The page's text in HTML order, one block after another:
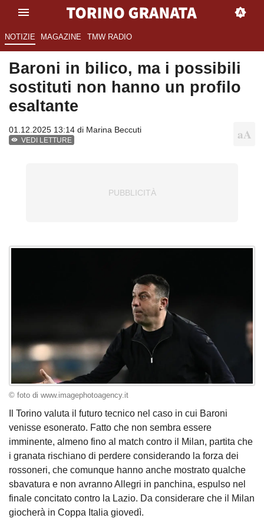
NOTIZIE MAGAZINE TMW RADIO
Baroni in bilico, ma i possibili
sostituti non hanno un profilo
esaltante
01.12.2025 13:14 di Marina Beccuti
VEDI LETTURE
© foto di www.imagephotoagency.it
Il Torino valuta il futuro tecnico nel caso in cui Baroni
venisse esonerato. Fatto che non sembra essere
imminente, almeno fino al match contro il Milan, partita che
i granata rischiano di perdere considerando la forza dei
rossoneri, che comunque hanno anche mostrato qualche
sbavatura e non avranno Allegri in panchina, espulso nel
finale concitato contro la Lazio. Da considerare che il Milan
giocherà in Coppa Italia giovedì.